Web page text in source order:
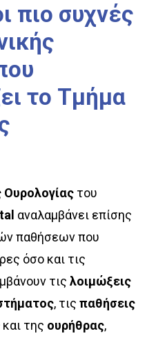
πιο συχνές
το Τμήμα
Ουρολογίαςτου
αναλαμβάνει επίσης
παθήσεων που
όσο και τις
τις λοιμώξεις
, τις παθήσεις
και της ουρήθρας,